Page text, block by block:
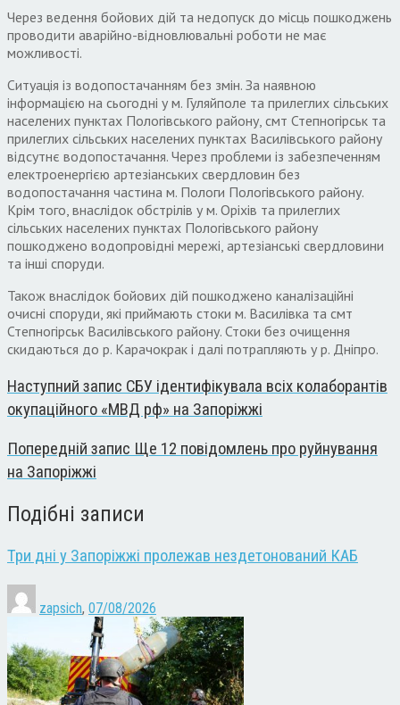
Через ведення бойових дій та недопуск до місць пошкоджень
проводити аварійно-відновлювальні роботи не має
можливості.
Ситуація із водопостачанням без змін. За наявною
інформацією на сьогодні у м. Гуляйполе та прилеглих сільських
населених пунктах Пологівського району, смт Степногірськ та
прилеглих сільських населених пунктах Василівського району
відсутнє водопостачання. Через проблеми із забезпеченням
електроенергією артезіанських свердловин без
водопостачання частина м. Пологи Пологівського району.
Крім того, внаслідок обстрілів у м. Оріхів та прилеглих
сільських населених пунктах Пологівського району
пошкоджено водопровідні мережі, артезіанські свердловини
та інші споруди.
Також внаслідок бойових дій пошкоджено каналізаційні
очисні споруди, які приймають стоки м. Василівка та смт
Степногірськ Василівського району. Стоки без очищення
скидаються до р. Карачокрак і далі потрапляють у р. Дніпро.
Наступний запис СБУ ідентифікувала всіх колаборантів
окупаційного «МВД рф» на Запоріжжі
Попередній запис Ще 12 повідомлень про руйнування
на Запоріжжі
Подібні записи
Три дні у Запоріжжі пролежав нездетонований КАБ
zapsich, 07/08/2026